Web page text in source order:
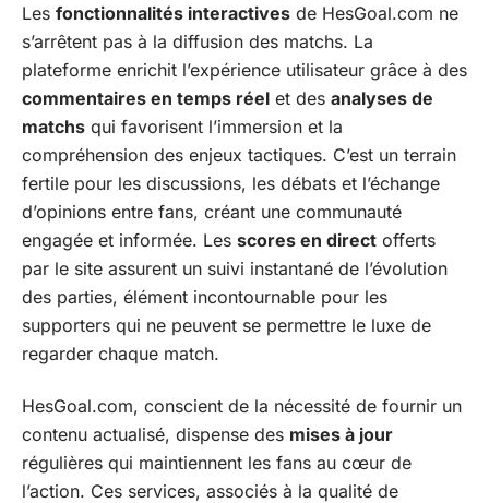
Les fonctionnalités interactives de HesGoal.com ne
s’arrêtent pas à la diffusion des matchs. La
plateforme enrichit l’expérience utilisateur grâce à des
commentaires en temps réel et des analyses de
matchs qui favorisent l’immersion et la
compréhension des enjeux tactiques. C’est un terrain
fertile pour les discussions, les débats et l’échange
d’opinions entre fans, créant une communauté
engagée et informée. Les scores en direct offerts
par le site assurent un suivi instantané de l’évolution
des parties, élément incontournable pour les
supporters qui ne peuvent se permettre le luxe de
regarder chaque match.
HesGoal.com, conscient de la nécessité de fournir un
contenu actualisé, dispense des mises à jour
régulières qui maintiennent les fans au cœur de
l’action. Ces services, associés à la qualité de